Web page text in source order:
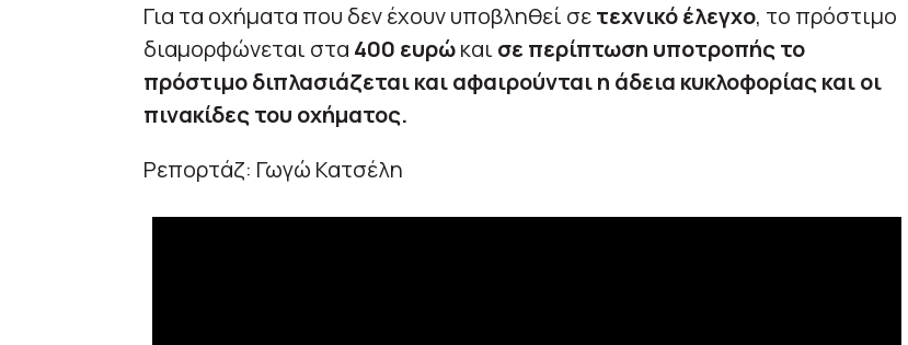
Για τα οχήματα που δεν έχουν υποβληθεί σετεχνικό έλεγχο, το πρόστιμο
διαμορφώνεται στα 400 ευρώκαι σε περίπτωση υποτροπής το
πρόστιμο διπλασιάζεται και αφαιρούνται η άδεια κυκλοφορίας και οι
πινακίδες του οχήματος.
Ρεπορτάζ: Γωγώ Κατσέλη